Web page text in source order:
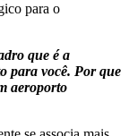
para o
que é a
para você. Por que
aeroporto